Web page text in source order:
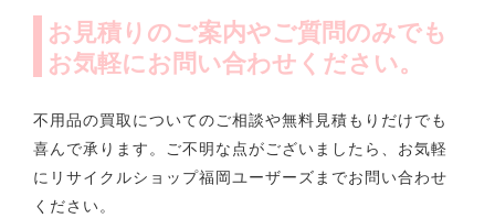
お見積りのご案内やご質問のみでも
お気軽にお問い合わせください。
不用品の買取についてのご相談や無料見積もりだけでも
喜んで承ります。ご不明な点がございましたら、お気軽
にリサイクルショップ福岡ユーザーズまでお問い合わせ
ください。